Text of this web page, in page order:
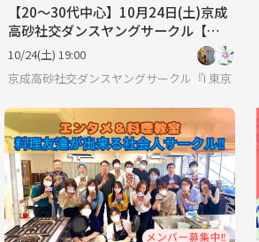
【20〜30代中心】10月24日(土)京成
高砂社交ダンスヤングサークル【初
心者🔰歓迎】
10/24(土) 19:00
京成高砂社交ダンスヤングサークル『HSDC』🔰
東京